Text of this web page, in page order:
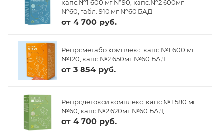
капс.№1 600 мг №90, капс.№2 600мг
№60, табл. 910 мг №60 БАД
от 4 700 руб.
Репрометабо комплекс: капс.№1 600 мг
№120, капс.№2 650мг №60 БАД
от 3 854 руб.
Репродетокси комплекс: капс.№1 580 мг
№60, капс.№2 620мг №60 БАД
от 4 700 руб.